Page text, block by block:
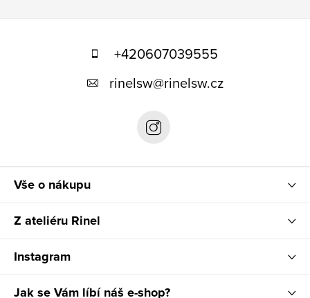
+420607039555
rinelsw@rinelsw.cz
Vše o nákupu
Z ateliéru Rinel
Instagram
Jak se Vám líbí náš e-shop?